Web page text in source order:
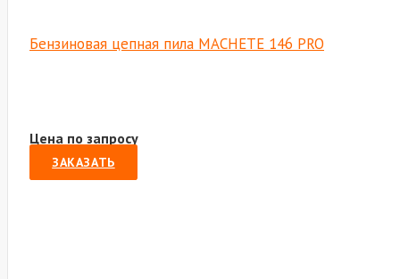
Бензиновая цепная пила MACHETE 146 PRO
Цена по запросу
ЗАКАЗАТЬ